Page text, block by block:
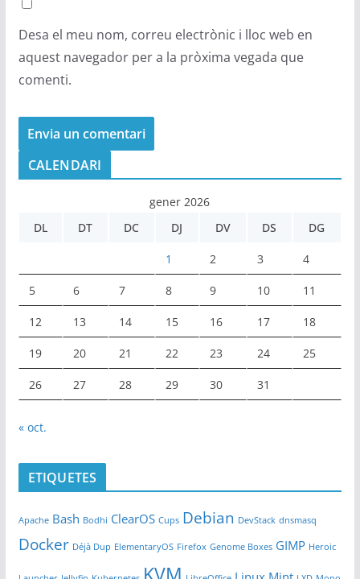
Desa el meu nom, correu electrònic i lloc web en
aquest navegador per a la pròxima vegada que
comenti.
CALENDARI
gener 2026
DL
DT DC DJ DV DS DG
1 2 3 4
5 6 7 8 9 10 11
12 13 14 15 16 17 18
19 20 21 22 23 24 25
26 27 28 29 30 31
« oct.
ETIQUETES
Apache Bash Bodhi ClearOS Cups Debian DevStack dnsmasq
Docker Déjà Dup ElementaryOS Firefox Genome Boxes GIMP Heroic